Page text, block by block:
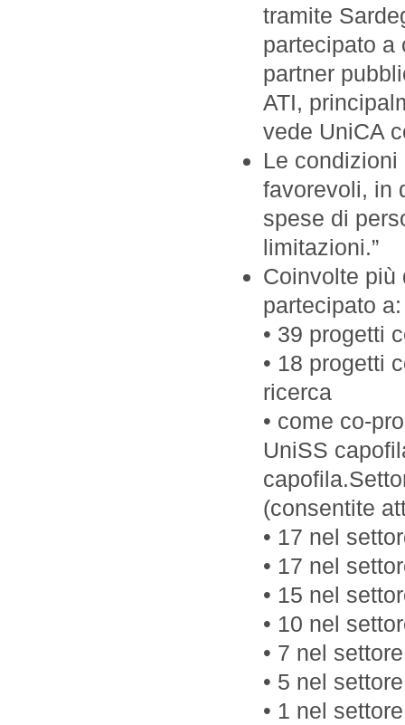
tramite
partecipato a
partner
ATI,
vede UniCA
Le
favorevoli, in
spese di
limitazioni.”
Coinvolte più
partecipato a:
• 39 progetti
• 18 progetti
ricerca
• come co-
UniSS
(consentite
• 17 nel
• 17 nel
• 15 nel
• 10 nel
• 7 nel
• 5 nel
• 1 nel